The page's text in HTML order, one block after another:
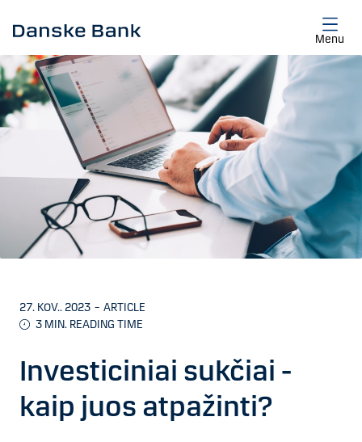
Menu
27. KOV.. 2023 – ARTICLE
3 MIN. READING TIME
Investiciniai sukčiai -
kaip juos atpažinti?